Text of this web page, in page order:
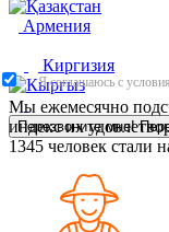
Армения
Киргизия
Перезвоните мне!
Я соглашаюсь с
Мы ежемесячно
индекс их
1345 человек стали